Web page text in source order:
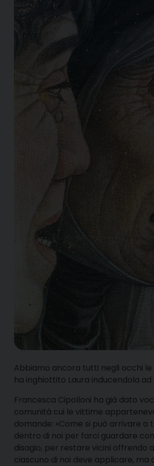
Abbiamo ancora tutti negli occhi le
ha inghiottito Laura inducendola
Francesca Cipolloni ha già dato
comunità cui le vittime
domande: «Come si può arrivare
dentro di noi per farci guardare
disagio, per restare vicini offrendo
ciascuno di noi deve applicare,